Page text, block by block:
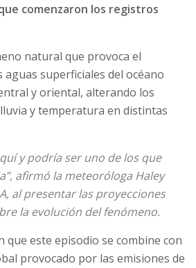
comenzaron los registros
natural que provoca el
aguas superficiales del océano
y oriental, alterando los
y temperatura en distintas
y podría ser uno de los que
afirmó la meteoróloga Haley
al presentar las proyecciones
la evolución del fenómeno.
que este episodio se combine con
provocado por las emisiones de